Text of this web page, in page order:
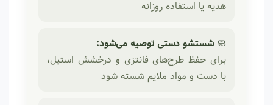
هدیه یا استفاده روزانه
🧼شستشو دستی توصیه می‌شود:
برای حفظ طرح‌های فانتزی و درخشش استیل،
با دست و مواد ملایم شسته شود